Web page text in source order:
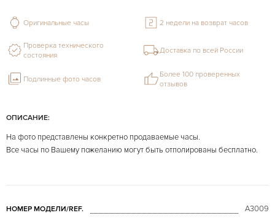
ОПИСАНИЕ:
На фото представлены конкретно продаваемые часы.
Все часы по Вашему пожеланию могут быть отполированы бесплатно.
НОМЕР МОДЕЛИ/REF. A3009
Оригинальные часы 2 недели на возврат часов
Проверка технического
состояния
Доставка по всей России
Подлинные фото часов
Более 100 проверенных
отзывов